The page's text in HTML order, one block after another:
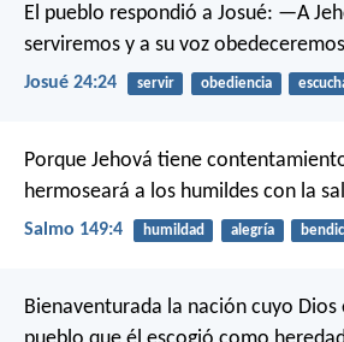
El pueblo respondió a Josué: —A
serviremos y a su voz
Josué 24:24 servir obediencia
Porque Jehová tiene
hermoseará a los humildes con la
Salmo 149:4 humildad alegría
Bienaventurada la nación cuyo Dios